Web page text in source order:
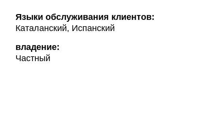
Языки обслуживания клиентов:
Каталанский, Испанский
владение:
Частный